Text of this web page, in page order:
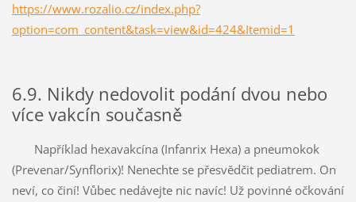
https://www.rozalio.cz/index.php?
option=com_content&task=view&id=424&Itemid=1
6.9. Nikdy nedovolit podání dvou nebo
více vakcín současně
Například hexavakcína (Infanrix Hexa) a pneumokok
(Prevenar/Synflorix)! Nenechte se přesvědčit pediatrem. On
neví, co činí! Vůbec nedávejte nic navíc! Už povinné očkování